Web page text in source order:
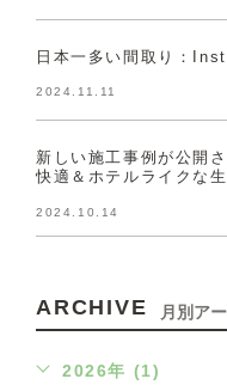
日本一多い間取り：
2024.11.11
新しい施工事例が公開
快適＆ホテルライクな
2024.10.14
ARCHIVE 月別ア
2026年 (1)